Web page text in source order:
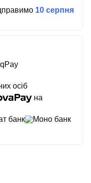
10 серпня
осіб
на
банк
Моно банк